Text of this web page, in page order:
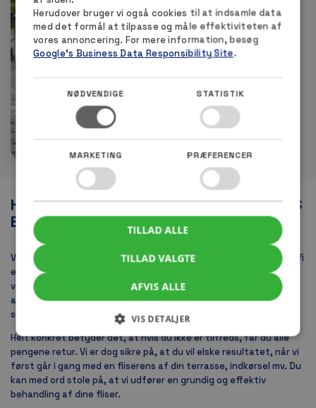
HOS HØJMARKS ER VI KENDT FOR VORES
EKSPERTISE OG FAGLIGHED
Vores kunders tilfredshed er altafgørende for alt, hvad vi laver. Vi
er meget optaget af, at alle vores kunder er 100 % tilfredse med
vores services, og derfor tør vi også stille en kvalitetsgaranti på
alle vores fliserense i hele Nordjylland. Vi giver dig denne garanti
som en ekstra sikkerhed.
Helt konkret betyder det, at hvis du ikke er tilfreds, får du alle
pengene retur. Vi er dog sikre på, at du vil elske resultatet, når vi
først går i gang med en fliserens af din terrasse, indkørsel mv. Du
kan med ord stole på, at vi udfører en grundig og effektiv
behandling af dine fliser.
Herudover bruger vi også cookies til at indsamle data
med det formål at tilpasse og måle effektiviteten af
vores annoncering. For mere information, besøg
Google's Business Data Responsibility Site.
NØDVENDIGE STATISTIK
MARKETING PRÆFERENCER
TILLAD VALGTE
TILLAD ALLE
AFVIS ALLE
VIS DETALJER